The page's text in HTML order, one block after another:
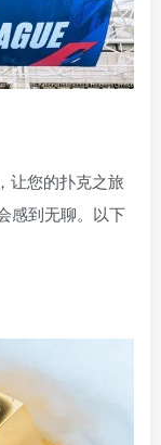
让您的扑克之旅
感到无聊。以下